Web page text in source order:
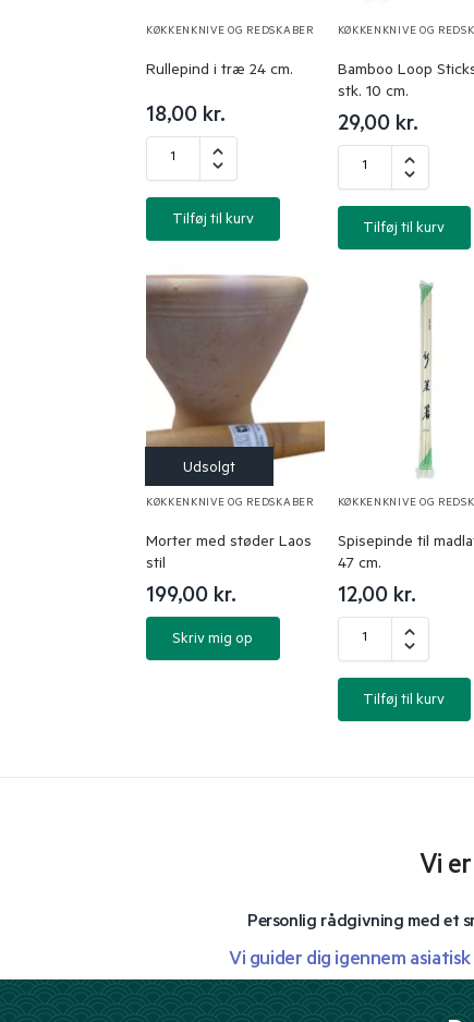
KØKKENKNIVE OG REDSKABER
Rullepind i træ 24 cm.
18,00 kr.
Tilføj til kurv
KØKKENKNIVE OG
Bamboo Loop
stk. 10 cm.
29,00 kr.
Tilføj til kurv
KØKKENKNIVE OG REDSKABER
Morter med støder Laos
stil
199,00 kr.
Skriv mig op
KØKKENKNIVE OG
Spisepinde til
47 cm.
12,00 kr.
Tilføj til kurv
Vi
Personlig rådgivning med et
Vi guider dig igennem asiatisk